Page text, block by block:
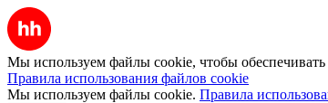
Мы используем файлы cookie, чтобы обеспечивать
Правила использования файлов cookie
Мы используем файлы cookie. Правила